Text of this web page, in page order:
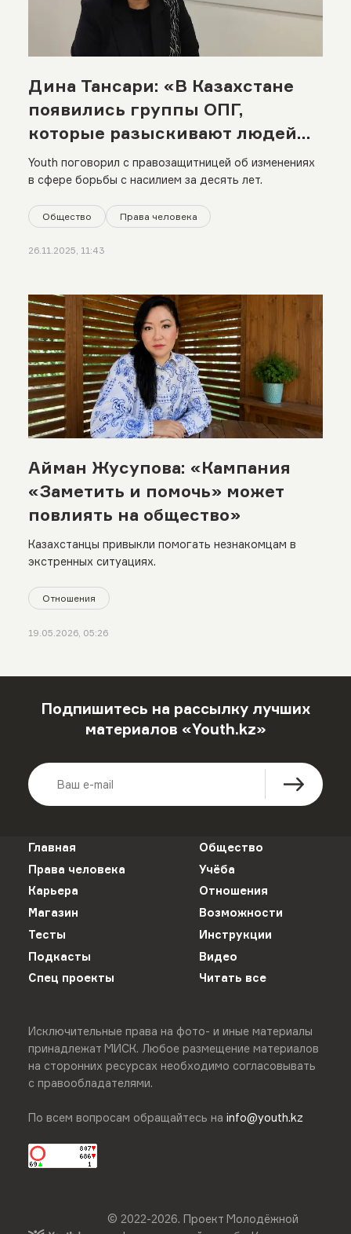
Дина Тансари: «В Казахстане
появились группы ОПГ,
которые разыскивают людей
«не той» ориентации»
Youth поговорил с правозащитницей об изменениях
в сфере борьбы с насилием за десять лет.
Общество Права человека
26.11.2025, 11:43
Айман Жусупова: «Кампания
«Заметить и помочь» может
повлиять на общество»
Казахстанцы привыкли помогать незнакомцам в
экстренных ситуациях.
Отношения
19.05.2026, 05:26
Подпишитесь на рассылку лучших
материалов «Youth.kz»
Главная
Общество
Права человека
Учёба
Карьера
Отношения
Магазин
Возможности
Тесты
Инструкции
Подкасты
Видео
Спец проекты
Читать все
Исключительные права на фото- и иные материалы
принадлежат МИСК. Любое размещение материалов
на сторонних ресурсах необходимо согласовывать
с правообладателями.
По всем вопросам обращайтесь на info@youth.kz
© 2022-2026.Проект Молодёжной